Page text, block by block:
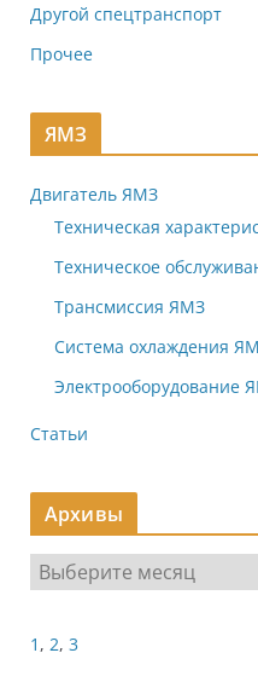
Другой спецтранспорт
Прочее
ЯМЗ
Двигатель ЯМЗ
Техническая
Техническое
Трансмиссия ЯМЗ
Система охлаждения
Электрооборудование
Статьи
Архивы
р
и
1 , 2, 3